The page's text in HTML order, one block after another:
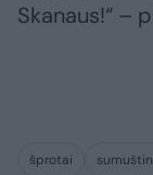
Skanaus!“ –
šprotai